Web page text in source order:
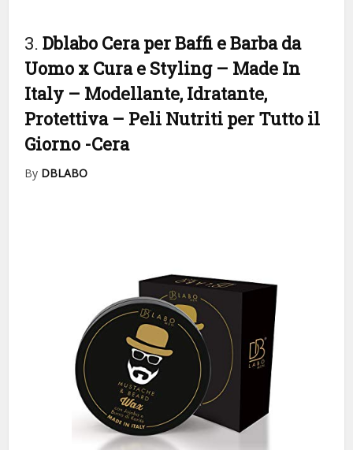
3.Dblabo Cera per Baffi e Barba da
Uomo x Cura e Styling – Made In
Italy – Modellante, Idratante,
Protettiva – Peli Nutriti per Tutto il
Giorno -Cera
By DBLABO